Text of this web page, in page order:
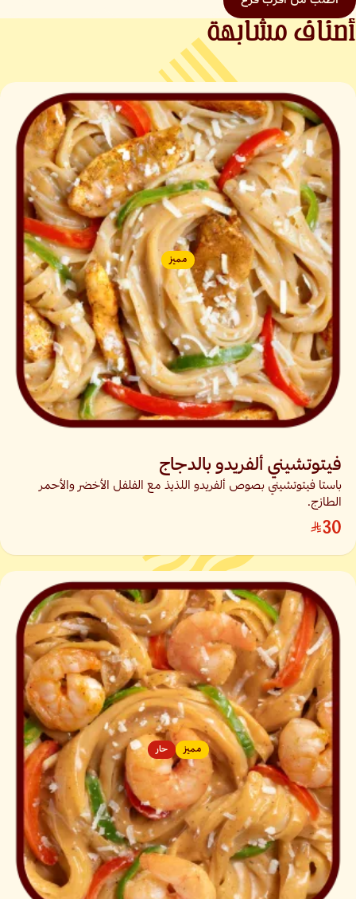
أصناف مشابهة
مميز
فيتوتشيني ألفريدو بالدجاج
باستا فيتوتشيني بصوص ألفريدو اللذيذ مع الفلفل الأخضر والأحمر
الطازج.
30
مميز حار